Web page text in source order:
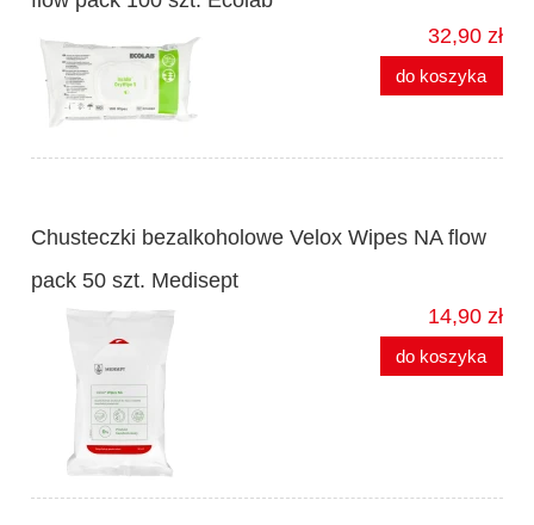
32,90 zł
do koszyka
Chusteczki bezalkoholowe Velox Wipes NA flow
pack 50 szt. Medisept
14,90 zł
do koszyka